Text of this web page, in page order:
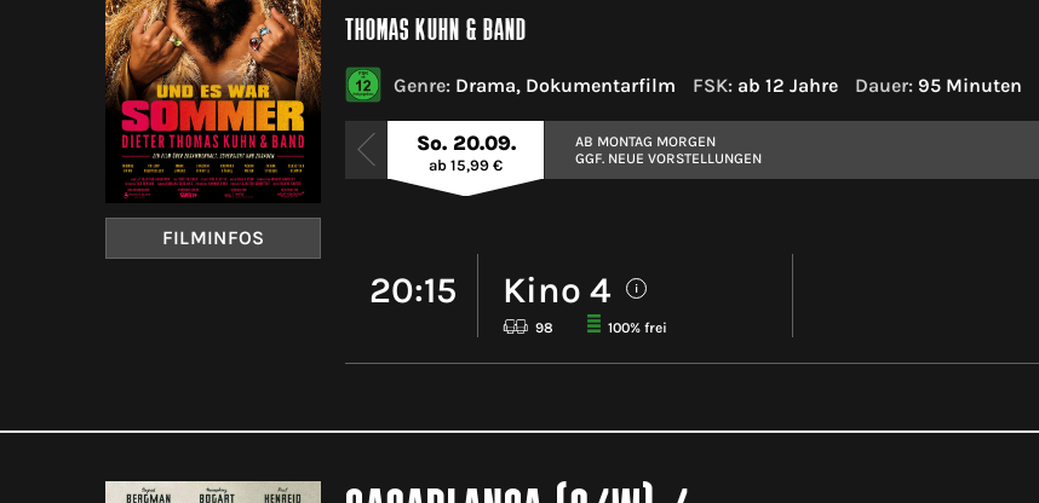
FILMINFOS
THOMAS KUHN & BAND
Genre: Drama, Dokumentarfilm FSK: ab 12 Jahre Dauer: 95 Minuten
So. 20.09.
ab 15,99 €
AB MONTAG MORGEN
GGF. NEUE VORSTELLUNGEN
20:15 Kino 4 i
98 100% frei